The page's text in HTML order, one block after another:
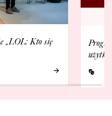
„LOL: Kto się